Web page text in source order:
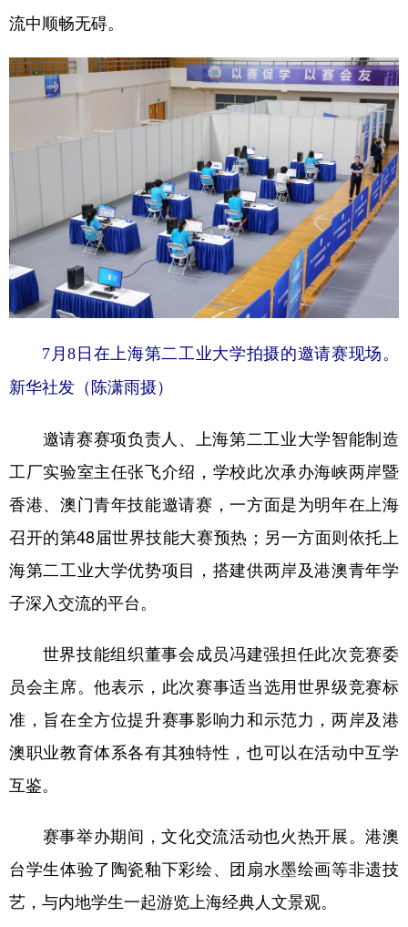
流中顺畅无碍。
7月8日在上海第二工业大学拍摄的邀请赛现场。
新华社发（陈潇雨摄）
邀请赛赛项负责人、上海第二工业大学智能制造
工厂实验室主任张飞介绍，学校此次承办海峡两岸暨
香港、澳门青年技能邀请赛，一方面是为明年在上海
召开的第48届世界技能大赛预热；另一方面则依托上
海第二工业大学优势项目，搭建供两岸及港澳青年学
子深入交流的平台。
世界技能组织董事会成员冯建强担任此次竞赛委
员会主席。他表示，此次赛事适当选用世界级竞赛标
准，旨在全方位提升赛事影响力和示范力，两岸及港
澳职业教育体系各有其独特性，也可以在活动中互学
互鉴。
赛事举办期间，文化交流活动也火热开展。港澳
台学生体验了陶瓷釉下彩绘、团扇水墨绘画等非遗技
艺，与内地学生一起游览上海经典人文景观。